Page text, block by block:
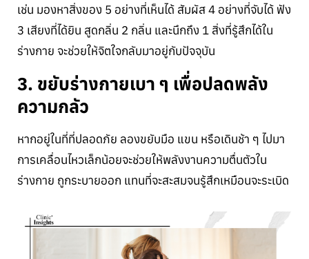
เช่น มองหาสิ่งของ 5 อย่างที่เห็นได้ สัมผัส 4 อย่างที่จับได้ ฟัง
3 เสียงที่ได้ยิน สูดกลิ่น 2 กลิ่น และนึกถึง 1 สิ่งที่รู้สึกได้ใน
ร่างกาย จะช่วยให้จิตใจกลับมาอยู่กับปัจจุบัน
3. ขยับร่างกายเบา ๆ เพื่อปลดพลัง
ความกลัว
หากอยู่ในที่ที่ปลอดภัย ลองขยับมือ แขน หรือเดินช้า ๆ ไปมา
การเคลื่อนไหวเล็กน้อยจะช่วยให้พลังงานความตื่นตัวใน
ร่างกาย ถูกระบายออก แทนที่จะสะสมจนรู้สึกเหมือนจะระเบิด